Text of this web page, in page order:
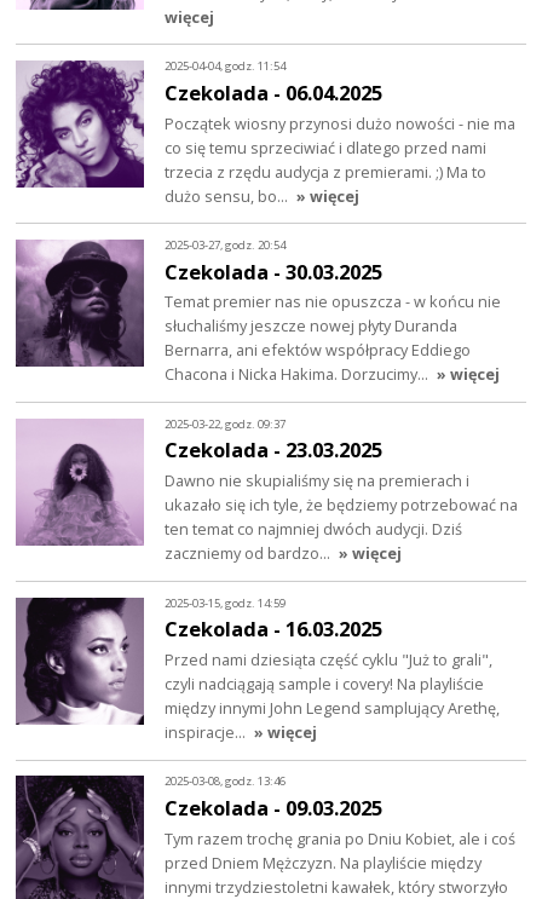
więcej
2025-04-04, godz. 11:54
Czekolada - 06.04.2025
Początek wiosny przynosi dużo nowości - nie ma
co się temu sprzeciwiać i dlatego przed nami
trzecia z rzędu audycja z premierami. ;) Ma to
dużo sensu, bo… » więcej
2025-03-27, godz. 20:54
Czekolada - 30.03.2025
Temat premier nas nie opuszcza - w końcu nie
słuchaliśmy jeszcze nowej płyty Duranda
Bernarra, ani efektów współpracy Eddiego
Chacona i Nicka Hakima. Dorzucimy… » więcej
2025-03-22, godz. 09:37
Czekolada - 23.03.2025
Dawno nie skupialiśmy się na premierach i
ukazało się ich tyle, że będziemy potrzebować na
ten temat co najmniej dwóch audycji. Dziś
zaczniemy od bardzo… » więcej
2025-03-15, godz. 14:59
Czekolada - 16.03.2025
Przed nami dziesiąta część cyklu "Już to grali",
czyli nadciągają sample i covery! Na playliście
między innymi John Legend samplujący Arethę,
inspiracje… » więcej
2025-03-08, godz. 13:46
Czekolada - 09.03.2025
Tym razem trochę grania po Dniu Kobiet, ale i coś
przed Dniem Mężczyzn. Na playliście między
innymi trzydziestoletni kawałek, który stworzyło